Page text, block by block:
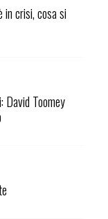
in crisi, cosa si
David Toomey